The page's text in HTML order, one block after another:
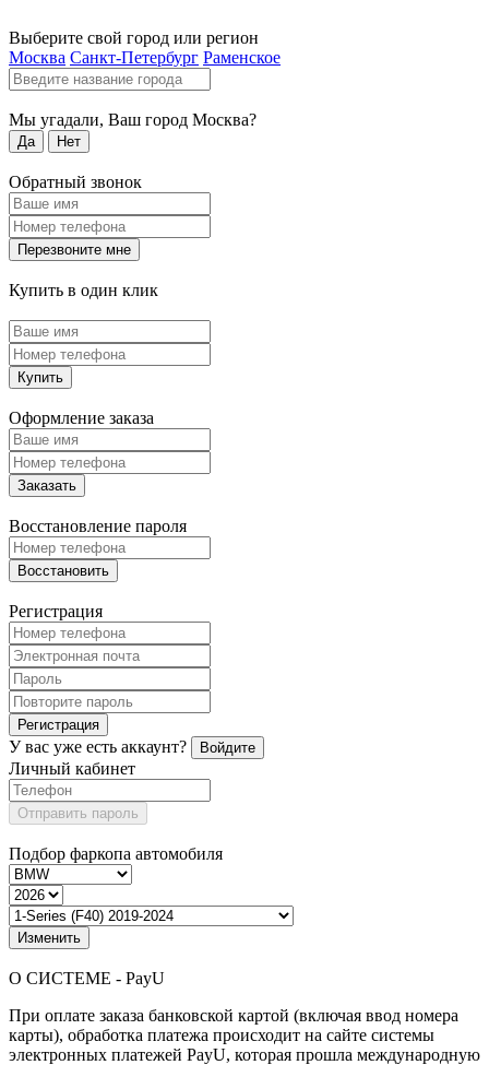
Выберите свой город или регион
Москва Санкт-Петербург Раменское
Мы угадали, Ваш город Москва?
Да Нет
Обратный звонок
Перезвоните мне
Купить в один клик
Купить
Оформление заказа
Заказать
Восстановление пароля
Восстановить
Регистрация
Регистрация
У вас уже есть аккаунт? Войдите
Личный кабинет
Отправить пароль
Подбор фаркопа автомобиля
Изменить
О СИСТЕМЕ - PayU
При оплате заказа банковской картой (включая ввод номера
карты), обработка платежа происходит на сайте системы
электронных платежей PayU, которая прошла международную